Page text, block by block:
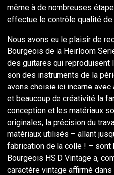
même à de nombreuses
effectue le contrôle qualité de
Nous avons eu le plaisir de
Bourgeois de la Heirloom
des guitares qui reproduisent
son des instruments de la
avons choisie ici incarne
et beaucoup de créativité la
conception et les matériaux
originales, la précision du
matériaux utilisés – allant
fabrication de la colle ! – sont
Bourgeois HS D Vintage a,
caractère vintage affirmé dans